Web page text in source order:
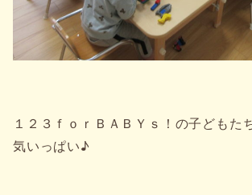
１２３ｆｏｒＢＡＢＹｓ！の子どもた
気いっぱい♪